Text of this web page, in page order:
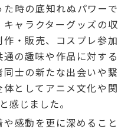
時の底知れぬパワーで
ャラクターグッズの収
・販売、コスプレ参加
の趣味や作品に対する
士の新たな出会いや繋
としてアニメ文化や関
感じました。
感動を更に深めること